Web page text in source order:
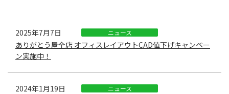
2025年7月7日 ニュース
ありがとう屋全店 オフィスレイアウトCAD値下げキャンペー
ン実施中！
2024年1月19日 ニュース